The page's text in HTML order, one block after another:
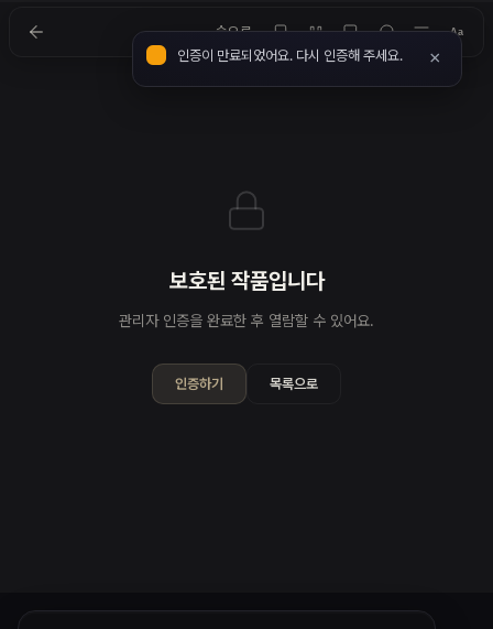
숲으로 Aa
보호된 작품입니다
관리자 인증을 완료한 후 열람할 수 있어요.
인증하기 목록으로
인증이 만료되었어요. 다시 인증해 주세요. ×